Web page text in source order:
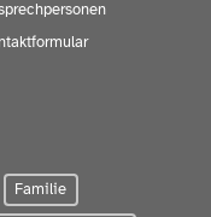
Familie